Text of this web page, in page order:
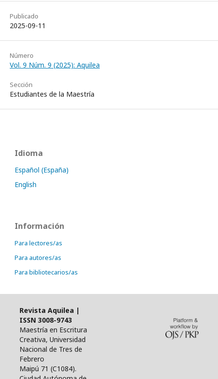
Publicado
2025-09-11
Número
Vol. 9 Núm. 9 (2025): Aquilea
Sección
Estudiantes de la Maestría
Idioma
Español (España)
English
Información
Para lectores/as
Para autores/as
Para bibliotecarios/as
Revista Aquilea |
ISSN 3008-9743
Maestría en Escritura
Creativa, Universidad
Nacional de Tres de
Febrero
Maipú 71 (C1084).